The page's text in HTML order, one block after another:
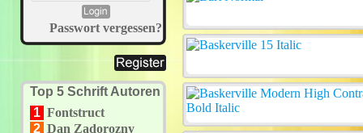
Passwort vergessen?
Top 5 Schrift Autoren
1 Fontstruct
2 Dan Zadorozny